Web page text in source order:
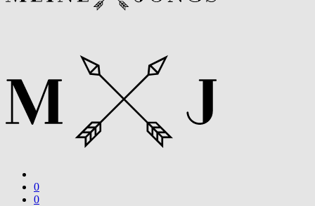
0
0